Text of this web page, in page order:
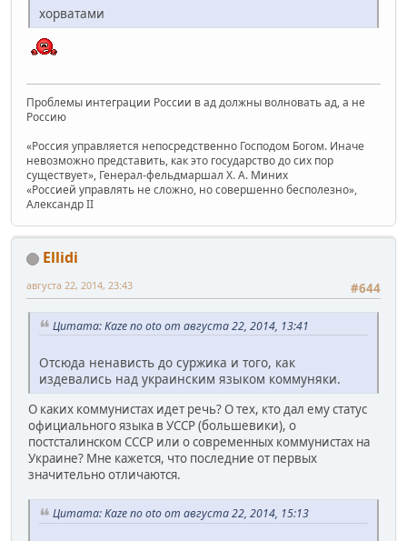
хорватами
Проблемы интеграции России в ад должны волновать ад, а не
Россию
«Россия управляется непосредственно Господом Богом. Иначе
невозможно представить, как это государство до сих пор
существует», Генерал-фельдмаршал Х. А. Миних
«Россией управлять не сложно, но совершенно бесполезно»,
Александр II
Ellidi
#644
августа 22, 2014, 23:43
Цитата: Kaze no oto от августа 22, 2014, 13:41
Отсюда ненависть до суржика и того, как
издевались над украинским языком коммуняки.
О каких коммунистах идет речь? О тех, кто дал ему статус
официального языка в УССР (большевики), о
постсталинском СССР или о современных коммунистах на
Украине? Мне кажется, что последние от первых
значительно отличаются.
Цитата: Kaze no oto от августа 22, 2014, 15:13